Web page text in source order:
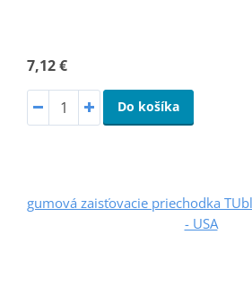
7,12 €
Do košíka
gumová zaisťovacie priechodka
- USA